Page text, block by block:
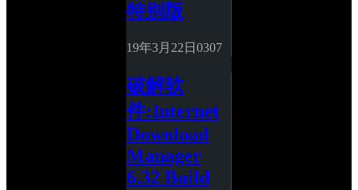
特别版
19年3月22日 0307
破解软
件:Internet
Download
Manager
6.32 Build